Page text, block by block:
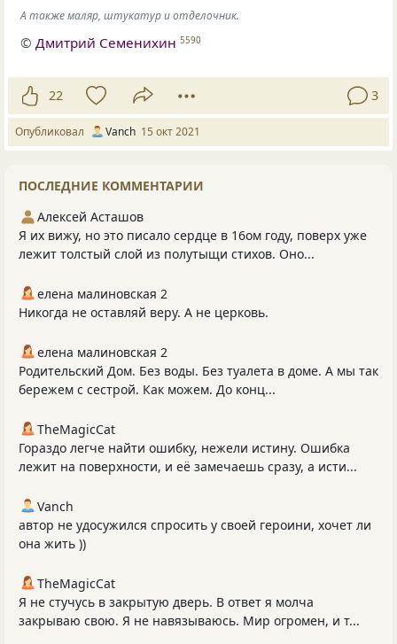
А также маляр, штукатур и отделочник.
© Дмитрий Семенихин 5590
22 3
Опубликовал Vanch 15 окт 2021
ПОСЛЕДНИЕ КОММЕНТАРИИ
Алексей Асташов
Я их вижу, но это писало сердце в 16ом году, поверх уже
лежит толстый слой из полутыщи стихов. Оно...
елена малиновская 2
Никогда не оставляй веру. А не церковь.
елена малиновская 2
Родительский Дом. Без воды. Без туалета в доме. А мы так
бережем с сестрой. Как можем. До конц...
TheMagicCat
Гораздо легче найти ошибку, нежели истину. Ошибка
лежит на поверхности, и её замечаешь сразу, а исти...
Vanch
автор не удосужился спросить у своей героини, хочет ли
она жить ))
TheMagicCat
Я не стучусь в закрытую дверь. В ответ я молча
закрываю свою. Я не навязываюсь. Мир огромен, и т...